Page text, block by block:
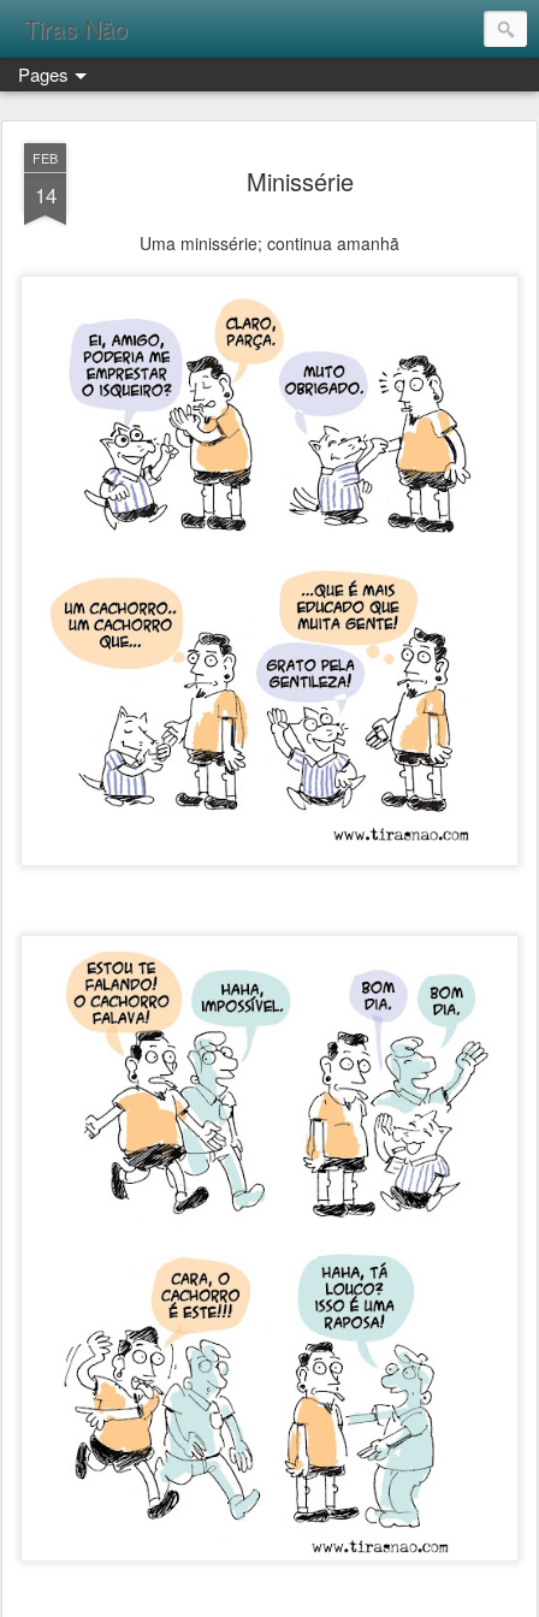
Tiras Não
Pages
FEB
14 Minissérie
Uma minissérie; continua amanhã